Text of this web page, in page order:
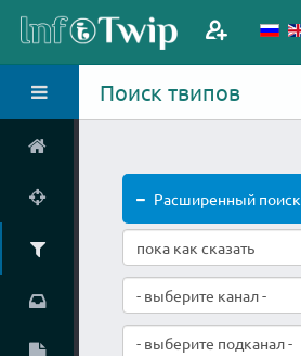
Поиск твипов
Расширенный поиск
- выберите канал -
- выберите подканал -